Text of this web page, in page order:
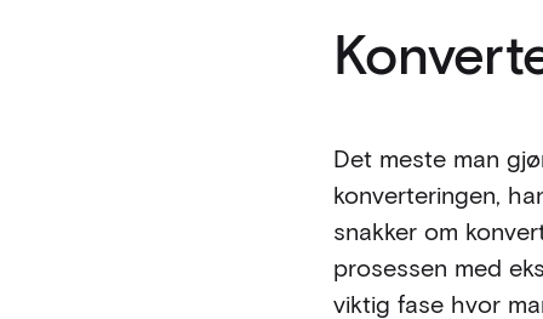
Det meste man
konverteringen,
snakker om
prosessen med
viktig fase hvor